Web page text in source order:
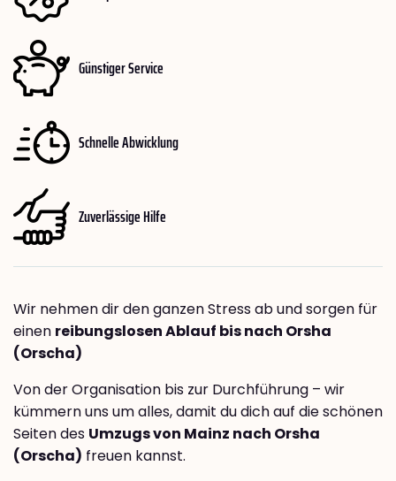
Günstiger Service
Schnelle Abwicklung
Zuverlässige Hilfe
Wir nehmen dir den ganzen Stress ab und sorgen für
einen reibungslosen Ablauf bis nach Orsha
(Orscha)
Von der Organisation bis zur Durchführung – wir
kümmern uns um alles, damit du dich auf die schönen
Seiten des Umzugs von Mainz nach Orsha
(Orscha) freuen kannst.